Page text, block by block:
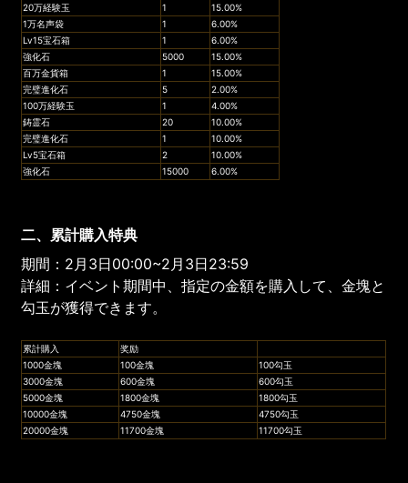
20万経験玉
1
15.00%
1万名声袋
1
6.00%
Lv15宝石箱
1
6.00%
強化石
5000
15.00%
百万金貨箱
1
15.00%
完璧進化石
5
2.00%
100万経験玉
1
4.00%
鋳霊石
20
10.00%
完璧進化石
1
10.00%
Lv5宝石箱
2
10.00%
強化石
15000 6.00%
二、累計購入特典
期間：2月3日00:00~2月3日23:59
詳細：イベント期間中、指定の金額を購入して、金塊と
勾玉が獲得できます。
累計購入
奖励
1000金塊
100金塊
100勾玉
3000金塊
600金塊
600勾玉
5000金塊
1800金塊
1800勾玉
10000金塊
4750金塊
4750勾玉
20000金塊
11700金塊 11700勾玉